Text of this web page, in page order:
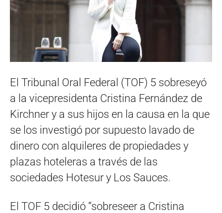
El Tribunal Oral Federal (TOF) 5 sobreseyó
a la vicepresidenta Cristina Fernández de
Kirchner y a sus hijos en la causa en la que
se los investigó por supuesto lavado de
dinero con alquileres de propiedades y
plazas hoteleras a través de las
sociedades Hotesur y Los Sauces.
El TOF 5 decidió “sobreseer a Cristina